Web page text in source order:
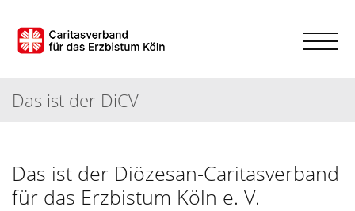
Das ist der DiCV
Das ist der Diözesan-Caritasverband
für das Erzbistum Köln e. V.